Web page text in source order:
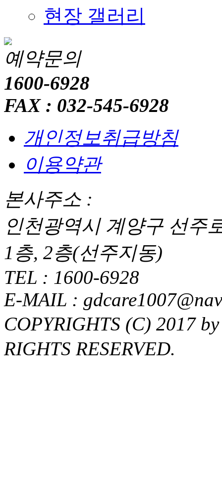
현장 갤러리
예약문의
1600-6928
FAX : 032-545-6928
개인정보취급방침
이용약관
본사주소 :
인천광역시 계양구 선주
1층, 2층(선주지동)
TEL : 1600-6928
E-MAIL :
COPYRIGHTS (C) 2017
RIGHTS RESERVED.